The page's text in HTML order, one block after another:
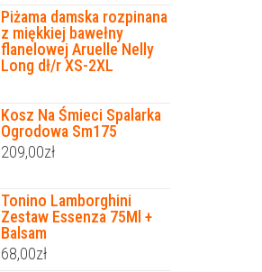
Piżama damska rozpinana
z miękkiej bawełny
flanelowej Aruelle Nelly
Long dł/r XS-2XL
Kosz Na Śmieci Spalarka
Ogrodowa Sm175
209,00zł
Tonino Lamborghini
Zestaw Essenza 75Ml +
Balsam
68,00zł